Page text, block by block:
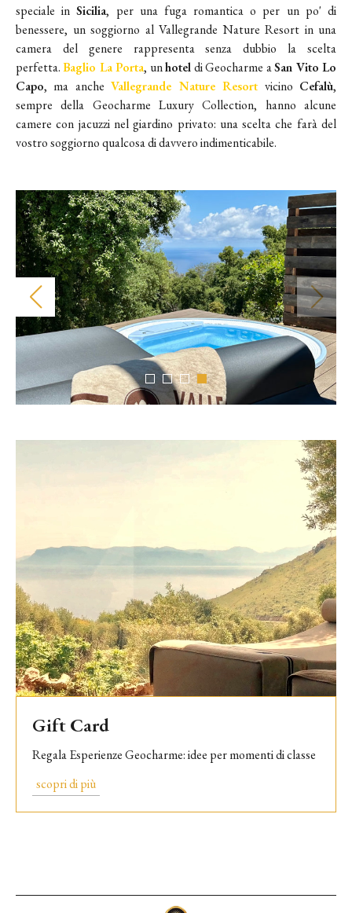
speciale in Sicilia, per una fuga romantica o per un po' di
benessere, un soggiorno al Vallegrande Nature Resort in una
camera del genere rappresenta senza dubbio la scelta
perfetta. Baglio La Porta, unhoteldi Geocharme aSan Vito Lo
Capo, ma anche Vallegrande Nature Resortvicino Cefalù,
sempre della Geocharme Luxury Collection, hanno alcune
camere con jacuzzi nel giardino privato: una scelta che farà del
vostro soggiorno qualcosa di davvero indimenticabile.
Gift Card
Regala Esperienze Geocharme: idee per momenti di classe
scopri di più